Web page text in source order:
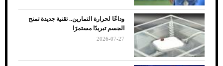
وداعًا لحرارة التمارين.. تقنية جديدة تمنح
الجسم تبريدًا مستمرًا
2026-07-27